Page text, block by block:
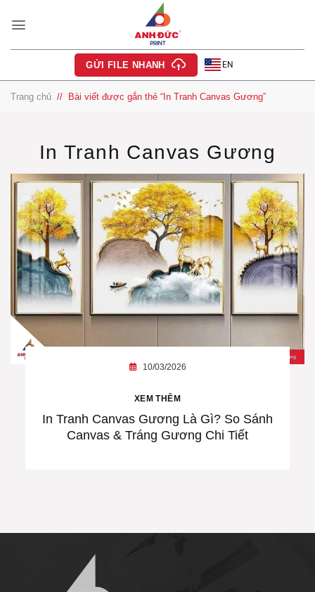
qua
GỬI FILE NHANH EN
Trang chủ / Bài viết được gắn thẻ “In Tranh Canvas Gương”
In Tranh Canvas Gương
In Tranh Canvas Gương Là Gì? So Sánh
Canvas & Tráng Gương Chi Tiết
10/03/2026
XEM THÊM